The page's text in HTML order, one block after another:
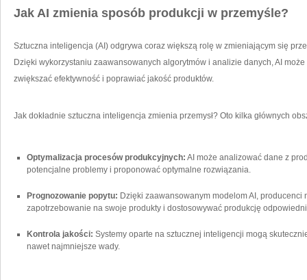
Jak AI zmienia sposób produkcji w ‍przemyśle?
Sztuczna inteligencja (AI) odgrywa coraz większą rolę ‍w zmieniającym się
Dzięki wykorzystaniu zaawansowanych algorytmów i analizie danych, AI
zwiększać efektywność i poprawiać jakość produktów.
Jak dokładnie sztuczna inteligencja zmienia przemysł? Oto kilka głównych
Optymalizacja procesów produkcyjnych: AI może analizować dane z
potencjalne problemy i proponować optymalne rozwiązania.
Prognozowanie popytu: Dzięki zaawansowanym ‍modelom AI, producenci
zapotrzebowanie na swoje produkty i​ dostosowywać⁤ produkcję
Kontrola jakości: Systemy oparte na sztucznej⁢ inteligencji mogą
nawet najmniejsze‍ wady.